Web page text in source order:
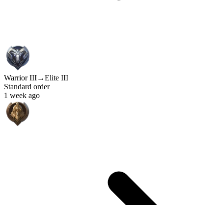
Warrior III→Elite III
Standard order
1 week ago